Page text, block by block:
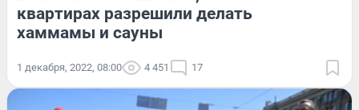
квартирах разрешили делать
хаммамы и сауны
1 декабря, 2022, 08:00 4 451 17